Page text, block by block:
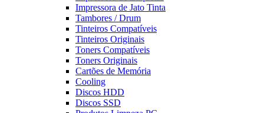
Impressora de Jato Tinta
Tambores / Drum
Tinteiros Compatíveis
Tinteiros Originais
Toners Compatíveis
Toners Originais
Cartões de Memória
Cooling
Discos HDD
Discos SSD